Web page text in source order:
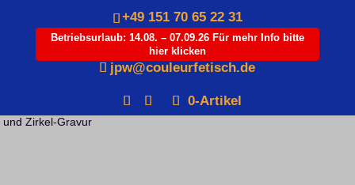
+49 151 70 65 22 31
Betriebsurlaub: 14.08. – 07.09.26 Für mehr Info bitte
hier klicken
jpw@couleurfetisch.de
0-Artikel
Products
Präsente
/ Krawattenklammern Silber mit Wappen
und Zirkel-Gravur